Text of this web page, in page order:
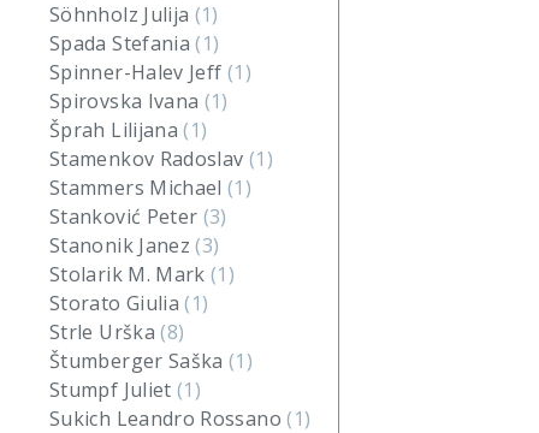
Söhnholz Julija (1)
Spada Stefania(1)
Spinner-Halev Jeff (1)
Spirovska Ivana (1)
Šprah Lilijana(1)
Stamenkov Radoslav (1)
Stammers Michael(1)
Stanković Peter (3)
Stanonik Janez(3)
Stolarik M. Mark(1)
Storato Giulia(1)
Strle Urška(8)
Štumberger Saška(1)
Stumpf Juliet(1)
Sukich Leandro Rossano(1)